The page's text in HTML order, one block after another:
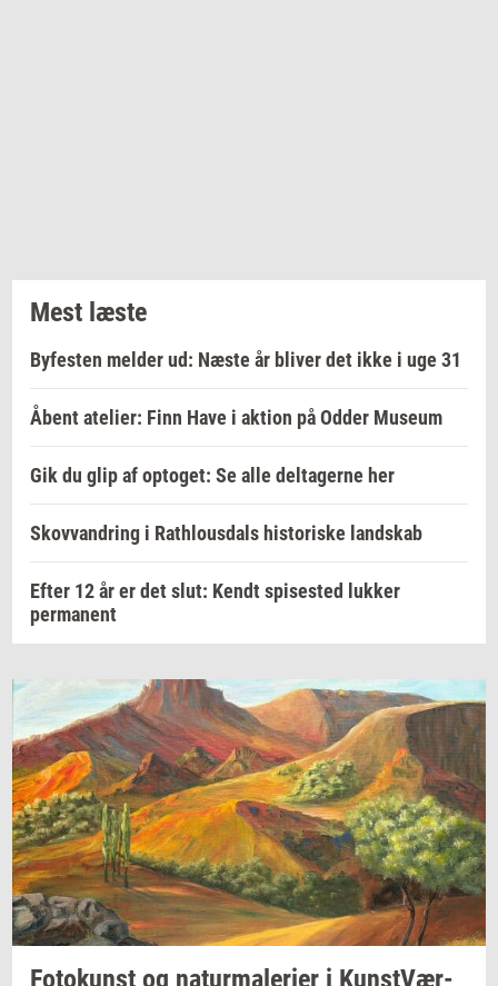
Mest læste
Byfesten melder ud: Næste år bliver det ikke i uge 31
Åbent atelier: Finn Have i aktion på Odder Museum
Gik du glip af optoget: Se alle deltagerne her
Skovvandring i Rathlousdals historiske landskab
Efter 12 år er det slut: Kendt spisested lukker
permanent
Fo­to­kunst og na­tur­ma­le­ri­er i Kunst­Vær­